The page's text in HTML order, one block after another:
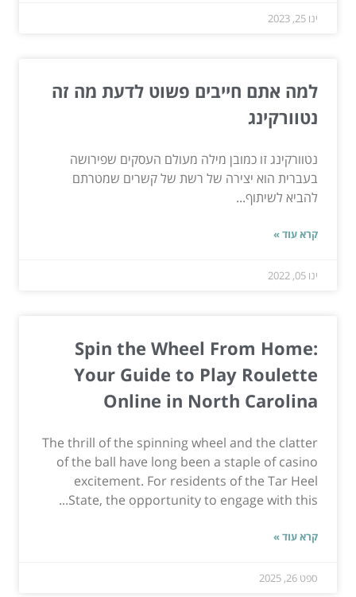
ינו 25, 2023
למה אתם חייבים פשוט לדעת מה זה
נטוורקינג
נטוורקינג זו כמובן מילה מעולם העסקים שפירושה
בעברית הוא יצירה של רשת של קשרים שמטרתם
להביא לשיתוף...
קרא עוד »
ינו 05, 2022
Spin the Wheel From Home:
Your Guide to Play Roulette
Online in North Carolina
The thrill of the spinning wheel and the clatter
of the ball have long been a staple of casino
excitement. For residents of the Tar Heel
State, the opportunity to engage with this...
קרא עוד »
ספט 26, 2025